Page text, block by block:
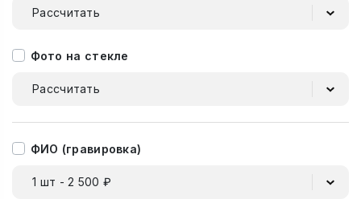
Рассчитать
Фото на стекле
Рассчитать
ФИО (гравировка)
1 шт - 2 500 ₽